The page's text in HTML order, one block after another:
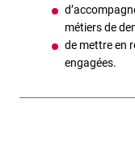
métiers de
de mettre en
engagées.